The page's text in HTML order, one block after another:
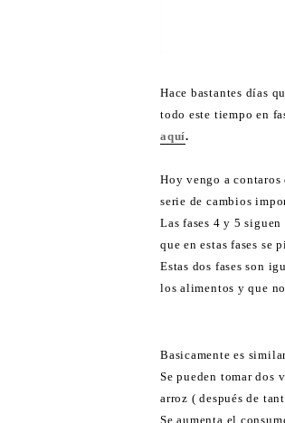
Hace bastantes días
todo este tiempo en
aquí.
Hoy vengo a contaros
serie de cambios
Las fases 4 y 5
que en estas fases se
Estas dos fases son
los alimentos y que
Basicamente es
Se pueden tomar dos
arroz ( después de
Se aumenta el